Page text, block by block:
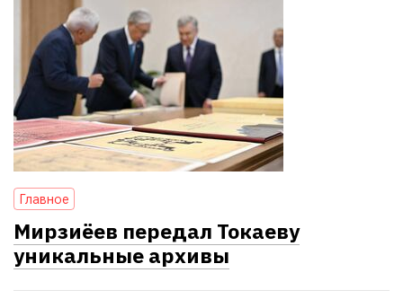
Главное
Мирзиёев передал Токаеву
уникальные архивы